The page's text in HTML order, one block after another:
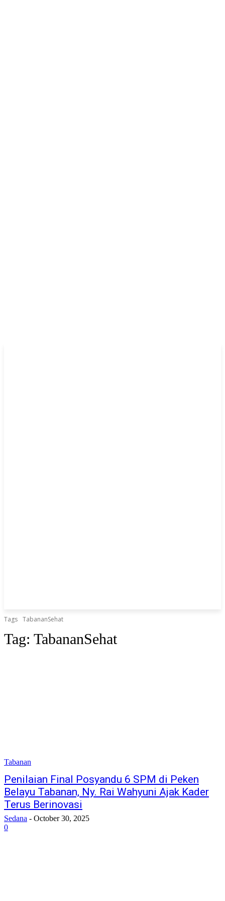
Tags TabananSehat
Tag: TabananSehat
Tabanan
Penilaian Final Posyandu 6 SPM di Peken
Belayu Tabanan, Ny. Rai Wahyuni Ajak Kader
Terus Berinovasi
Sedana - October 30, 2025
0